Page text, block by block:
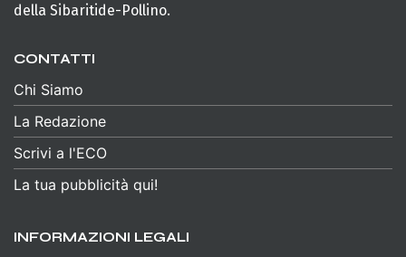
della Sibaritide-Pollino.
CONTATTI
Chi Siamo
La Redazione
Scrivi a l'ECO
La tua pubblicità qui!
INFORMAZIONI LEGALI